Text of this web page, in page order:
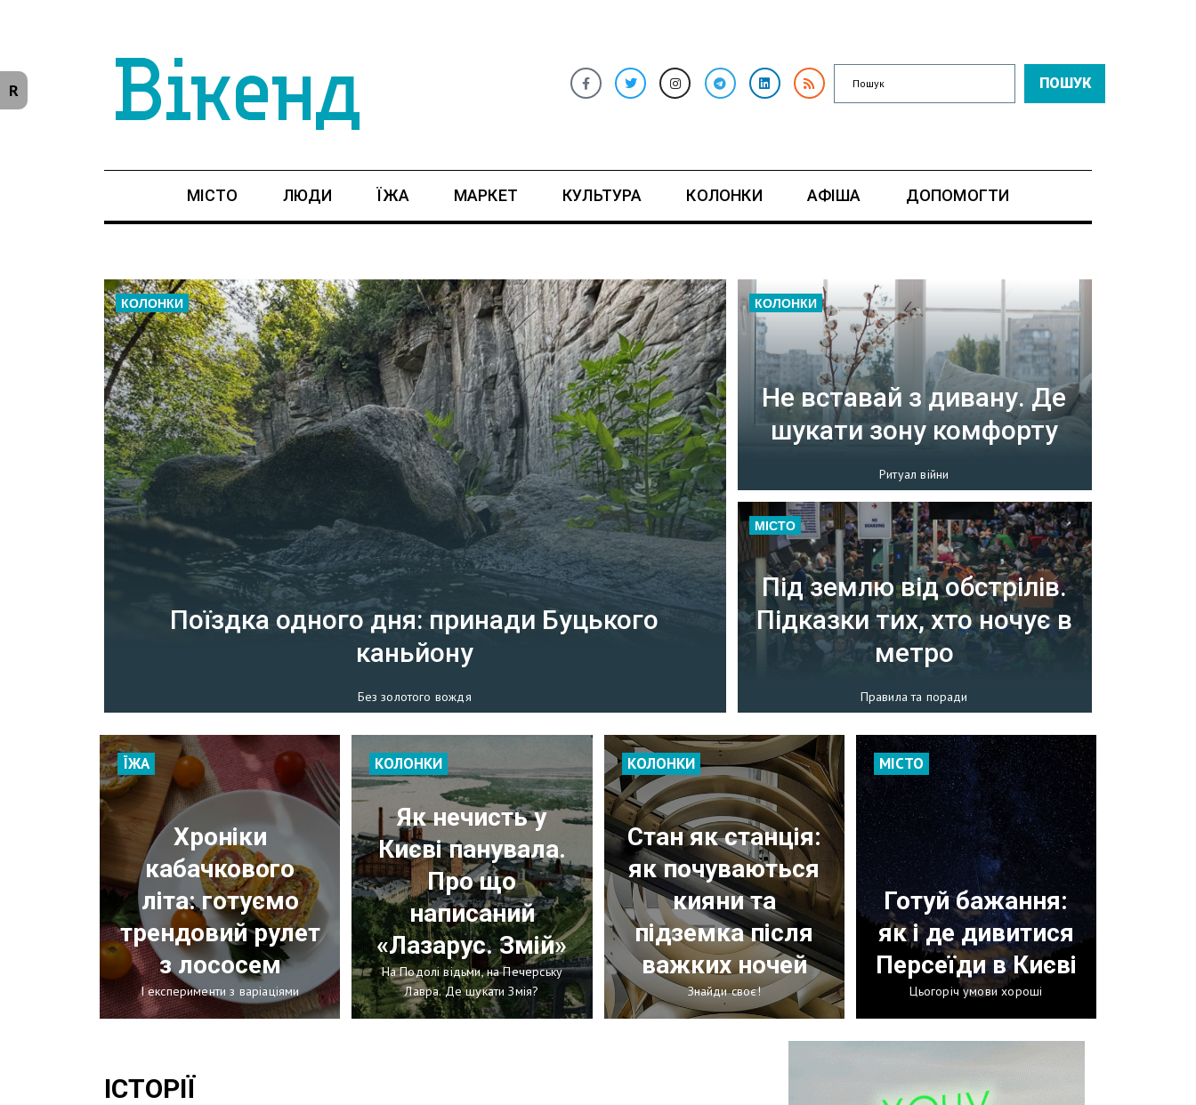
ПОШУК
МІСТО ЛЮДИ ЇЖА МАРКЕТ КУЛЬТУРА КОЛОНКИ АФІША ДОПОМОГТИ
КОЛОНКИ
Поїздка одного дня: принади Буцького
каньйону
Без золотого вождя
КОЛОНКИ
Не вставай з дивану. Де
шукати зону комфорту
Ритуал війни
МІСТО
Під землю від обстрілів.
Підказки тих, хто ночує в
метро
Правила та поради
ЇЖА
Хроніки
кабачкового
літа: готуємо
трендовий рулет
з лососем
І експерименти з варіаціями
КОЛОНКИ
Як нечисть у
Києві панувала.
Про що
написаний
«Лазарус. Змій»
На Подолі відьми, на Печерську
Лавра. Де шукати Змія?
КОЛОНКИ
Стан як станція:
як почуваються
кияни та
підземка після
важких ночей
Знайди своє!
МІСТО
Готуй бажання:
як і де дивитися
Персеїди в Києві
Цьогоріч умови хороші
ІСТОРІЇ
R